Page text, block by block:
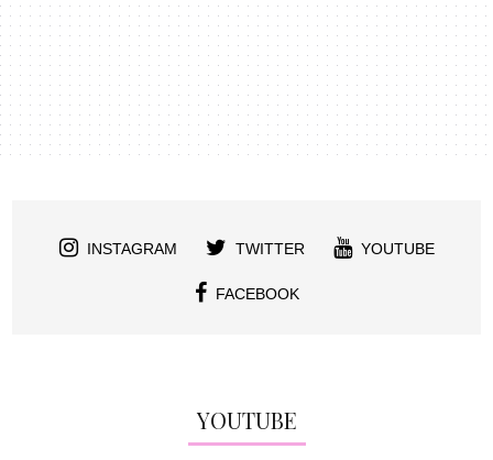
INSTAGRAM TWITTER YOUTUBE
FACEBOOK
YOUTUBE